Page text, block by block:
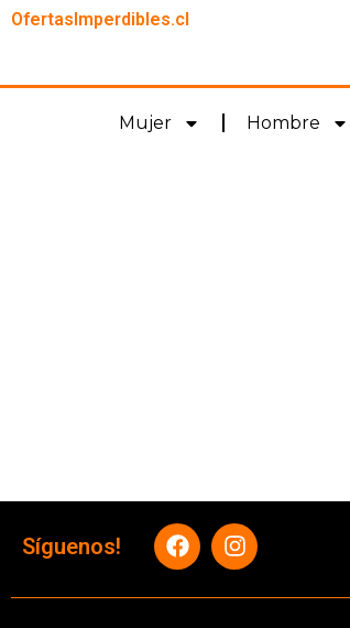
OfertasImperdibles.cl
Mujer Hombre
Síguenos!